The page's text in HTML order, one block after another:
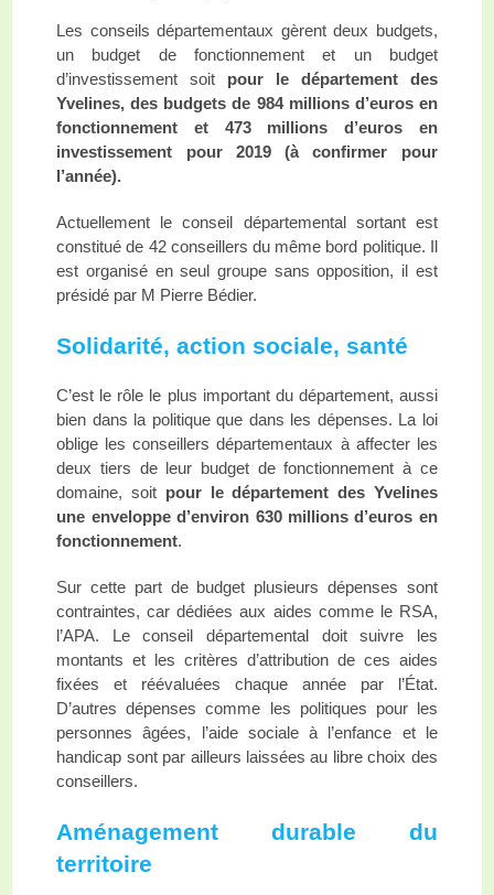
Les conseils départementaux gèrent deux budgets,
un budget de fonctionnement et un budget
d’investissement soit pour le département des
Yvelines, des budgets de 984 millions d’euros en
fonctionnement et 473 millions d’euros en
investissement pour 2019 (à confirmer pour
l’année).
Actuellement le conseil départemental sortant est
constitué de 42 conseillers du même bord politique. Il
est organisé en seul groupe sans opposition, il est
présidé par M Pierre Bédier.
Solidarité, action sociale, santé
C’est le rôle le plus important du département, aussi
bien dans la politique que dans les dépenses. La loi
oblige les conseillers départementaux à affecter les
deux tiers de leur budget de fonctionnement à ce
domaine, soit pour le département des Yvelines
une enveloppe d’environ 630 millions d’euros en
fonctionnement.
Sur cette part de budget plusieurs dépenses sont
contraintes, car dédiées aux aides comme le RSA,
l’APA. Le conseil départemental doit suivre les
montants et les critères d’attribution de ces aides
fixées et réévaluées chaque année par l’État.
D’autres dépenses comme les politiques pour les
personnes âgées, l’aide sociale à l’enfance et le
handicap sont par ailleurs laissées au libre choix des
conseillers.
Aménagement durable du
territoire